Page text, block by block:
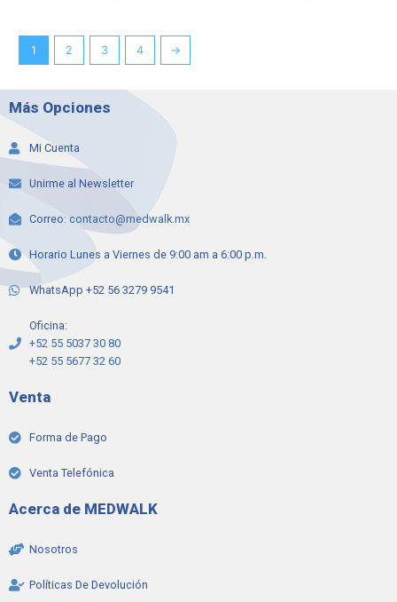
1 2 3 4 →
Más Opciones
Mi Cuenta
Unirme al Newsletter
Correo: contacto@medwalk.mx
Horario Lunes a Viernes de 9:00 am a 6:00 p.m.
WhatsApp +52 56 3279 9541
Oficina:
+52 55 5037 30 80
+52 55 5677 32 60
Venta
Forma de Pago
Venta Telefónica
Acerca de MEDWALK
Nosotros
Políticas De Devolución